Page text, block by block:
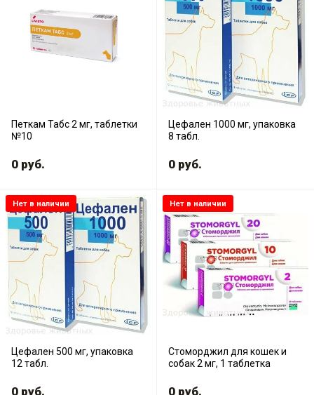
Петкам Табс 2 мг, таблетки
№10
0 руб.
Цефален 1000 мг, упаковка
8 табл.
0 руб.
Нет в наличии
Цефален 500 мг, упаковка
12 табл.
0 руб.
Нет в наличии
Стоморджил для кошек и
собак 2 мг, 1 таблетка
0 руб.